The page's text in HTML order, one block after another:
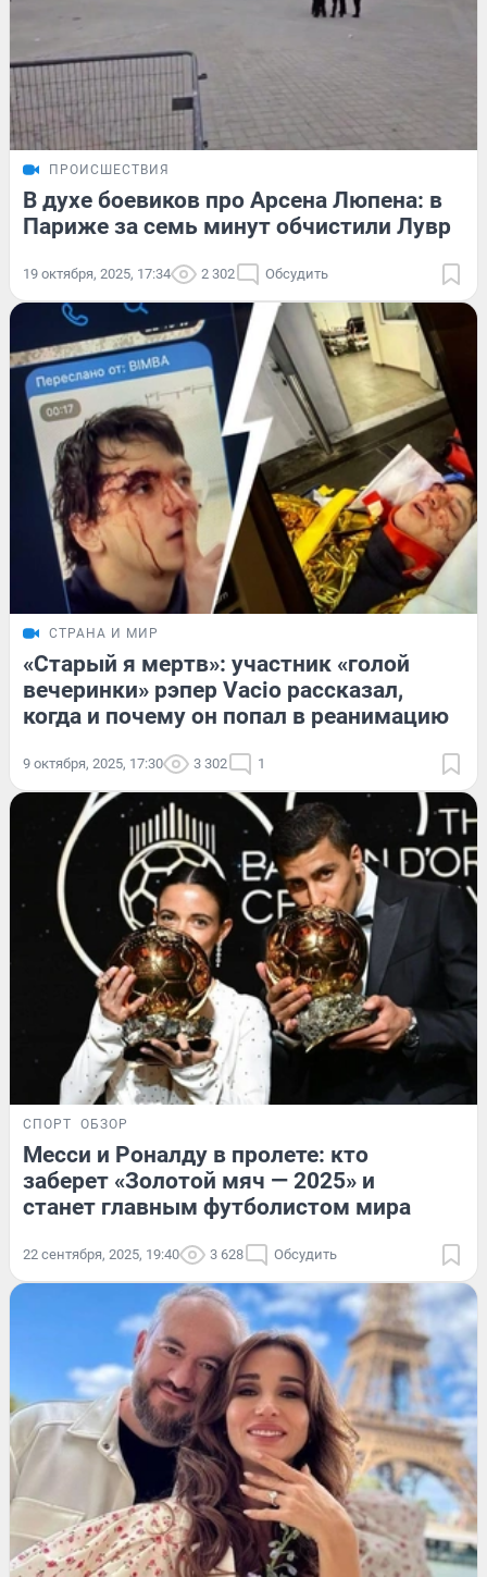
ПРОИСШЕСТВИЯ
В духе боевиков про Арсена Люпена: в
Париже за семь минут обчистили Лувр
19 октября, 2025, 17:34 2 302 Обсудить
СТРАНА И МИР
«Старый я мертв»: участник «голой
вечеринки» рэпер Vacio рассказал,
когда и почему он попал в реанимацию
9 октября, 2025, 17:30 3 302 1
СПОРТ ОБЗОР
Месси и Роналду в пролете: кто
заберет «Золотой мяч — 2025» и
станет главным футболистом мира
22 сентября, 2025, 19:40 3 628 Обсудить